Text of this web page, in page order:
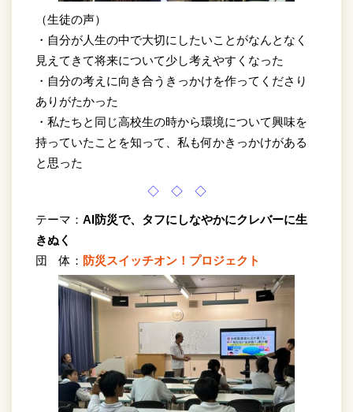
（生徒の声）
・自分が人生の中で大切にしたいことがなんとなく
見えてきて将来について少し考えやすくなった
・自分の考えに向き合うきっかけを作ってくださり
ありがたかった
・私たちと同じ高校生の時から環境について興味を
持っていたことを知って、私も何かきっかけがある
と思った
◇ ◇ ◇
テーマ： AI防災で、タフにしなやかにクレバーに生
きぬく
団 体： 防災スイッチオン！プロジェクト